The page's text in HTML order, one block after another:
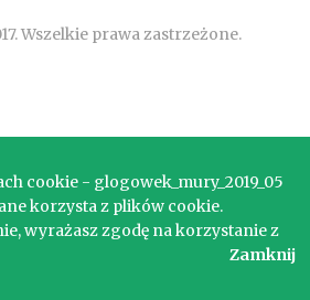
Wszelkie prawa zastrzeżone.
cookie - glogowek_mury_2019_05
korzysta z plików cookie.
wyrażasz zgodę na korzystanie z
Zamknij